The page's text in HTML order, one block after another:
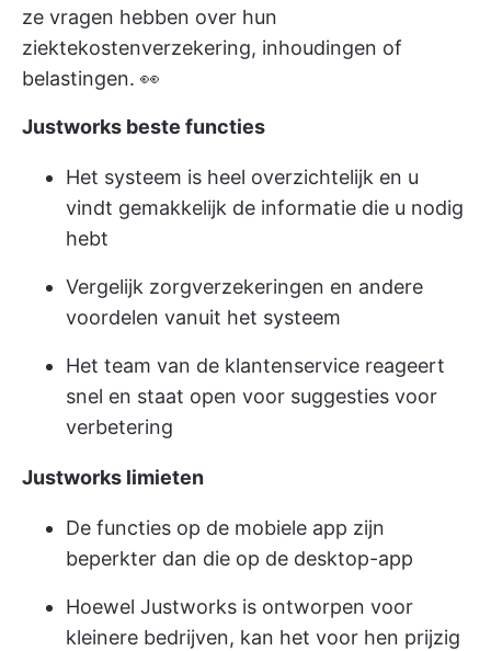
ze vragen hebben over hun
ziektekostenverzekering, inhoudingen of
belastingen. 👀
Justworks beste functies
Het systeem is heel overzichtelijk en u
vindt gemakkelijk de informatie die u nodig
hebt
Vergelijk zorgverzekeringen en andere
voordelen vanuit het systeem
Het team van de klantenservice reageert
snel en staat open voor suggesties voor
verbetering
Justworks limieten
De functies op de mobiele app zijn
beperkter dan die op de desktop-app
Hoewel Justworks is ontworpen voor
kleinere bedrijven, kan het voor hen prijzig